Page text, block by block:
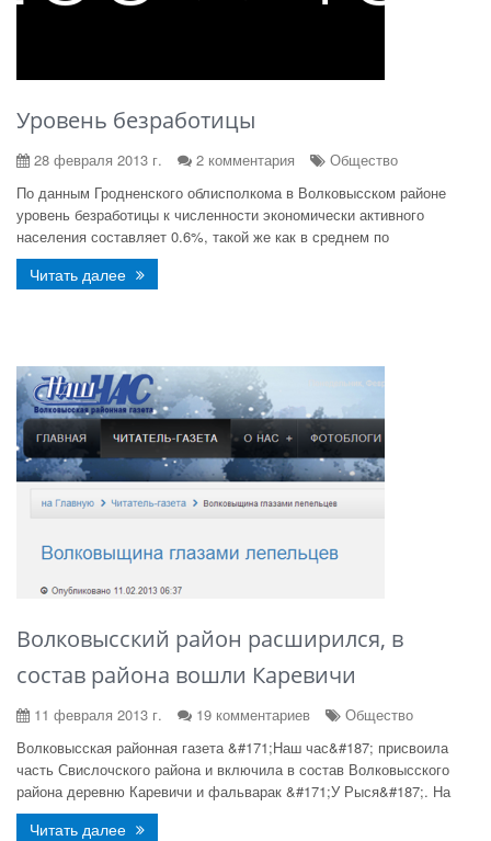
Уровень безработицы
28 февраля 2013 г. 2 комментария
Общество
По данным Гродненского облисполкома в Волковысском районе
уровень безработицы к численности экономически активного
населения составляет 0.6%, такой же как в среднем по
Читать далее
Волковысский район расширился, в
состав района вошли Каревичи
11 февраля 2013 г. 19 комментариев
Общество
Волковысская районная газета &#171;Наш час&#187; присвоила
часть Свислочского района и включила в состав Волковысского
района деревню Каревичи и фальварак &#171;У Рыся&#187;. На
Читать далее